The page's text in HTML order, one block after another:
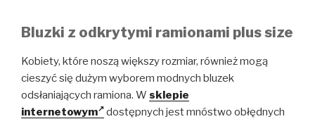
Bluzki z odkrytymi ramionami plus size
Kobiety, które noszą większy rozmiar, również mogą
cieszyć się dużym wyborem modnych bluzek
odsłaniających ramiona. W sklepie
internetowym
dostępnych jest mnóstwo obłędnych